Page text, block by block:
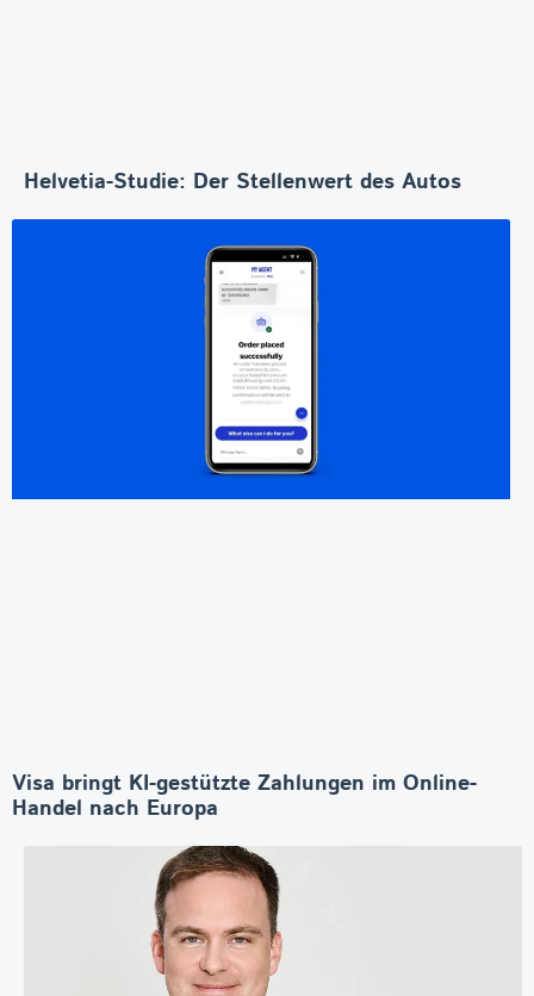
Helvetia-Studie: Der Stellenwert des Autos
Visa bringt KI-gestützte Zahlungen im Online-
Handel nach Europa